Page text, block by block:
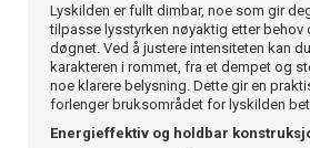
Lyskilden er fullt dimbar, noe som gir
tilpasse lysstyrken nøyaktig etter behov
døgnet. Ved å justere intensiteten kan
karakteren i rommet, fra et dempet og
noe klarere belysning. Dette gir en
forlenger bruksområdet for lyskilden
Energieffektiv og holdbar